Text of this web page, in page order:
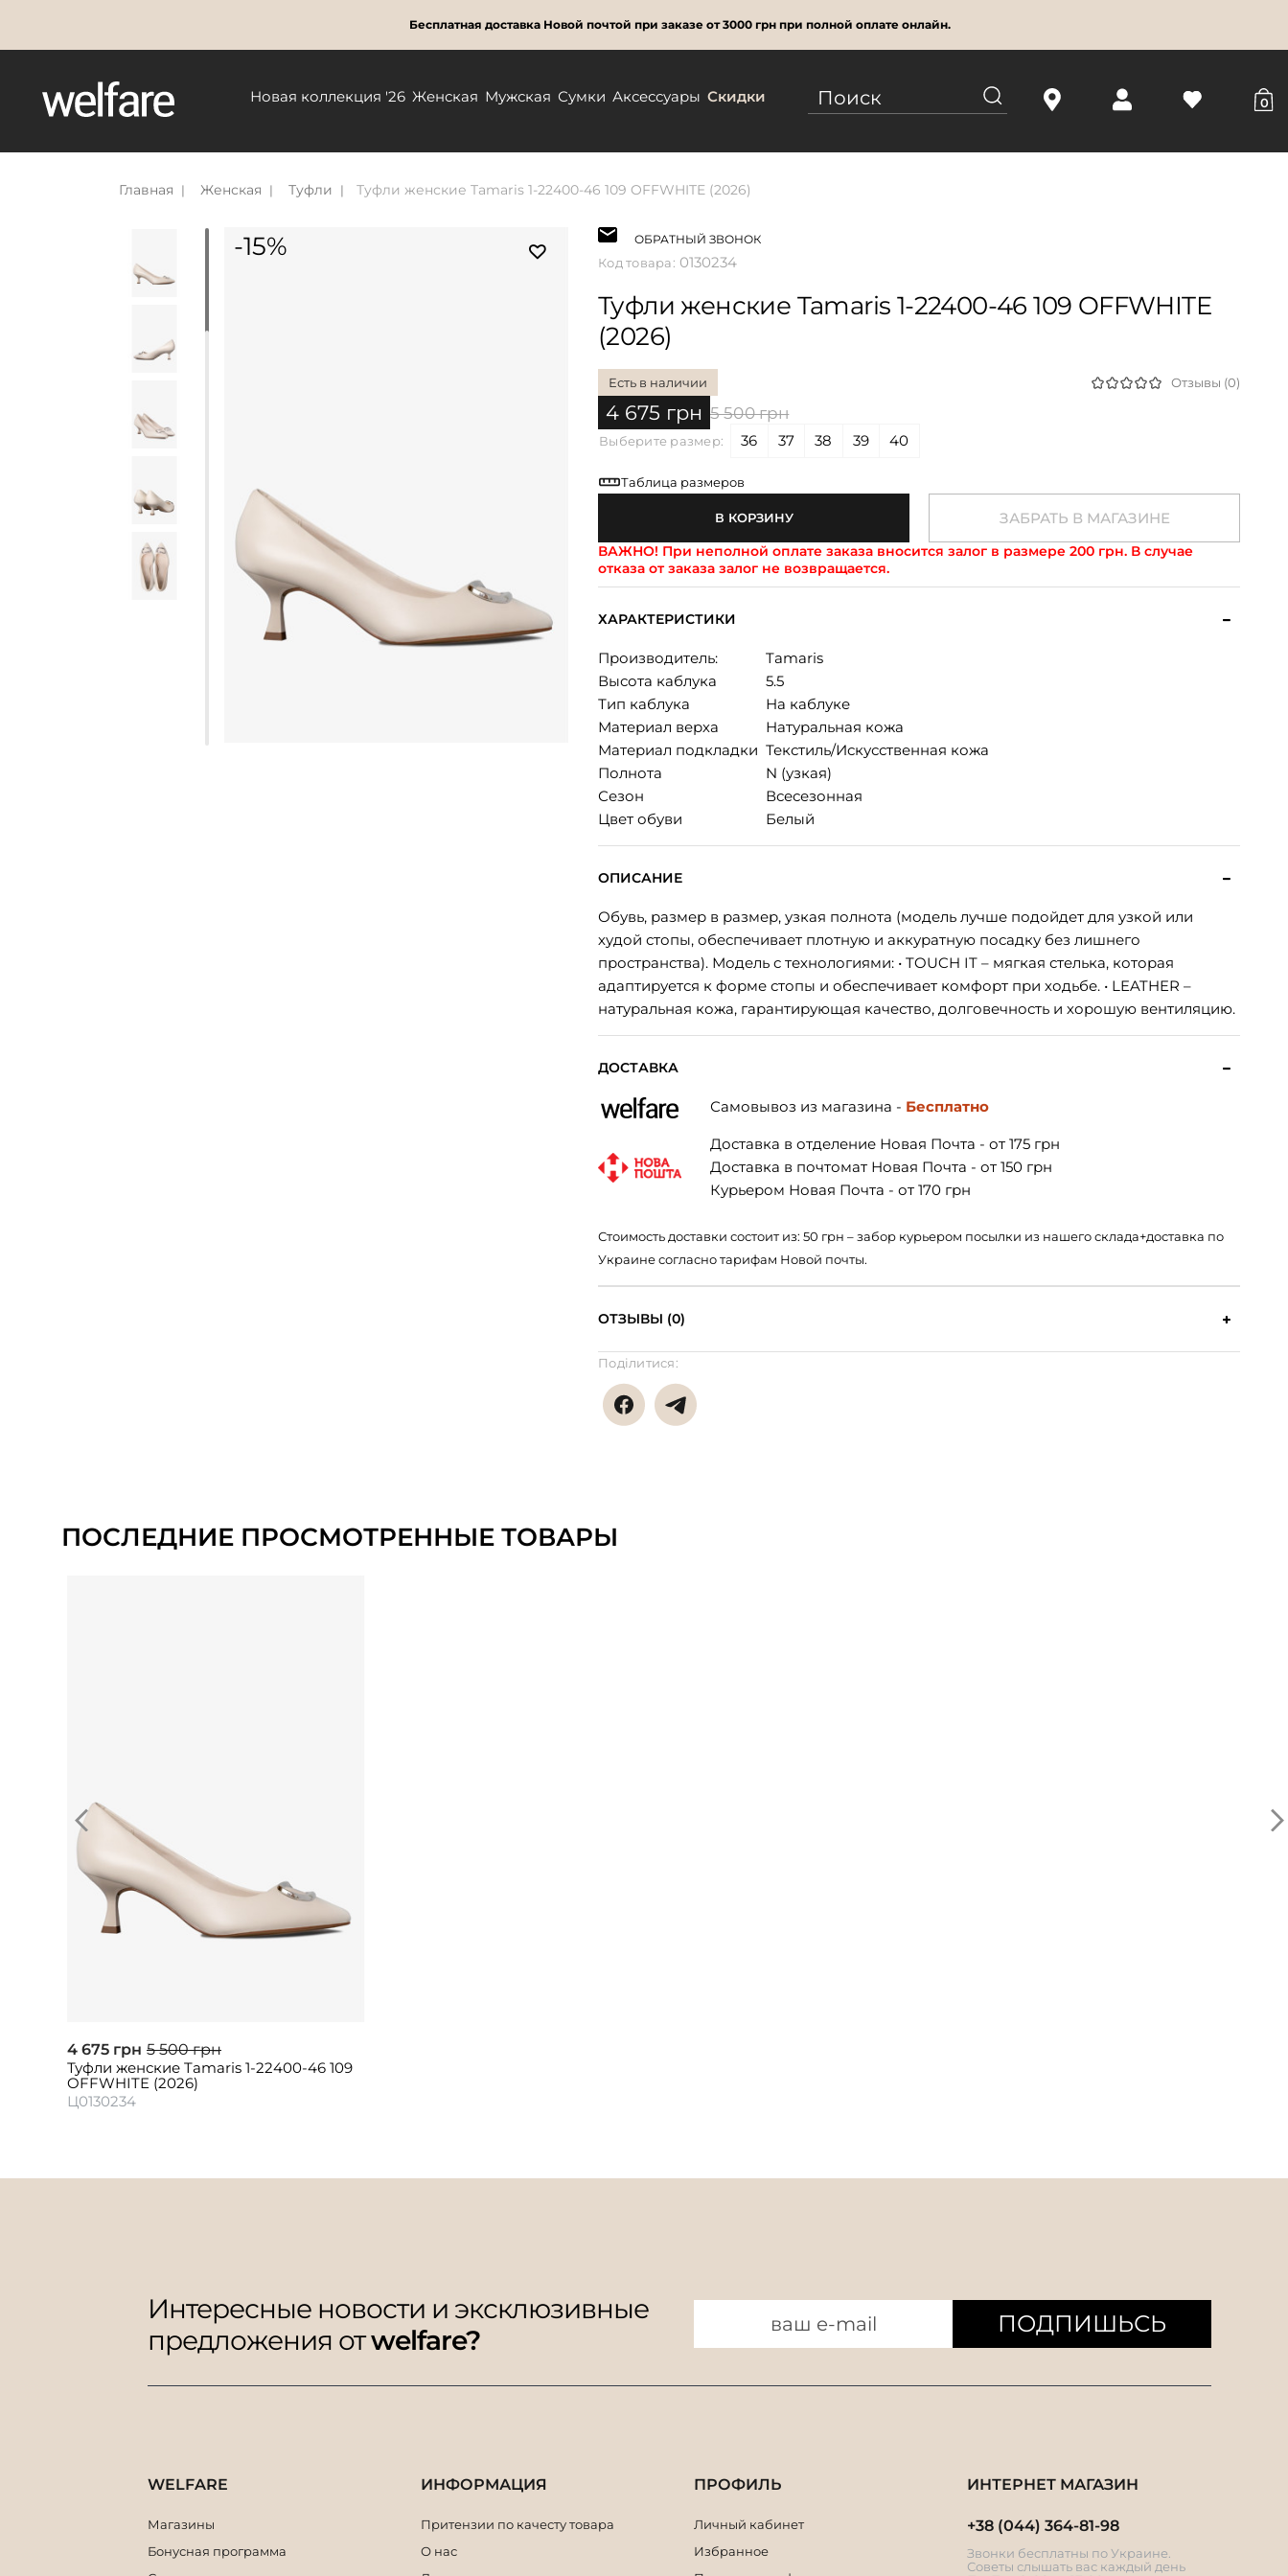
Бесплатная доставка Новой почтой при заказе от 3000 грн при полной оплате онлайн.
Новая коллекция '26 Женская Мужская Сумки Аксессуары Скидки 0
Главная Женская Туфли Туфли женские Tamaris 1-22400-46 109 OFFWHITE (2026)
-15% ОБРАТНЫЙ ЗВОНОК
Код товара: 0130234
Туфли женские Tamaris 1-22400-46 109 OFFWHITE
(2026)
Есть в наличии Отзывы (0)
Выберите размер: 36 37 38 39 40
Таблица размеров
4 675 грн 5 500 грн
В КОРЗИНУ ЗАБРАТЬ В МАГАЗИНЕ
ВАЖНО! При неполной оплате заказа вносится залог в размере 200 грн. В случае
отказа от заказа залог не возвращается.
ХАРАКТЕРИСТИКИ
Производитель:
Tamaris
Высота каблука
5.5
Тип каблука
На каблуке
Материал верха
Натуральная кожа
Материал подкладки Текстиль/Искусственная кожа
Полнота
N (узкая)
Сезон
Всесезонная
Цвет обуви
Белый
ОПИСАНИЕ
Обувь, размер в размер, узкая полнота (модель лучше подойдет для узкой или
худой стопы, обеспечивает плотную и аккуратную посадку без лишнего
пространства). Модель с технологиями: • TOUCH IT – мягкая стелька, которая
адаптируется к форме стопы и обеспечивает комфорт при ходьбе. • LEATHER –
натуральная кожа, гарантирующая качество, долговечность и хорошую вентиляцию.
ДОСТАВКА
Самовывоз из магазина - Бесплатно
Доставка в отделение Новая Почта - от 175 грн
Доставка в почтомат Новая Почта - от 150 грн
Курьером Новая Почта - от 170 грн
Стоимость доставки состоит из: 50 грн – забор курьером посылки из нашего склада+доставка по
Украине согласно тарифам Новой почты.
ОТЗЫВЫ (0)
Поділитися:
ПОСЛЕДНИЕ ПРОСМОТРЕННЫЕ ТОВАРЫ
4 675 грн 5 500 грн
Туфли женские Tamaris 1-22400-46 109
OFFWHITE (2026)
Ц0130234
Интересные новости и эксклюзивные
предложения отwelfare?
ПОДПИШЬСЬ
WELFARE
Магазины
Бонусная программа
ИНФОРМАЦИЯ
Притензии по качесту товара
О нас
ПРОФИЛЬ
Личный кабинет
Избранное
ИНТЕРНЕТ МАГАЗИН
+38 (044) 364-81-98
Звонки бесплатны по Украине.
Советы слышать вас каждый день